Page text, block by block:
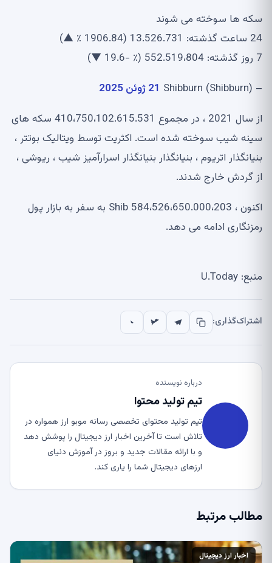
سکه ها سوخته می شوند
24 ساعت گذشته: 13.526.731 (1906.84 ٪ ▲)
7 روز گذشته: 552.519،804 (٪ -19.6 ▼)
– Shibburn (Shibburn)
21 ژوئن 2025
از سال 2021 ، در مجموع 410،750،102.615.531 سکه های
سینه شیب سوخته شده است. اکثریت توسط ویتالیک بوتتر ،
بنیانگذار اتریوم ، بنیانگذار بنیانگذار اسرارآمیز شیب ، ریوشی ،
از گردش خارج شدند.
اکنون ، 584،526،650.000،203 Shib به سفر به بازار پول
رمزنگاری ادامه می دهد.
منبع: U.Today
اشتراک‌گذاری:
درباره نویسنده
تیم تولید محتوا
تیم تولید محتوای تخصصی رسانه موبو ارز همواره در
تلاش است تا آخرین اخبار ارز دیجیتال را پوشش دهد
و با ارائه مقالات جدید و بروز در آموزش دنیای
ارزهای دیجیتال شما را یاری کند.
مطالب مرتبط
اخبار ارز دیجیتال